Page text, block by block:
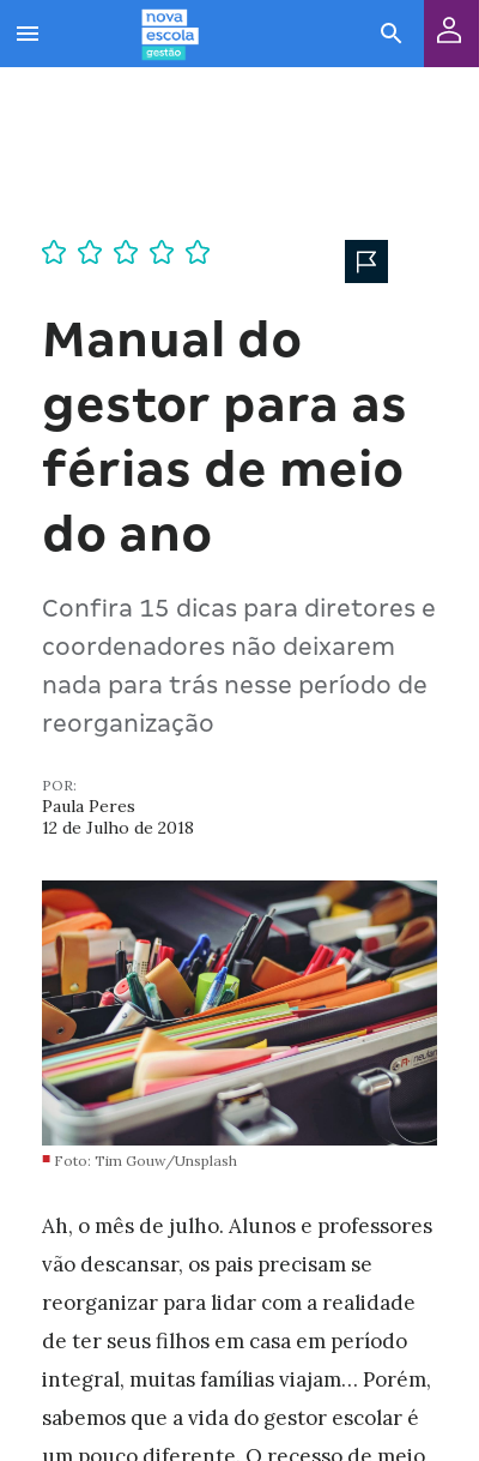
Manual do
gestor para as
férias de meio
do ano
Confira 15 dicas para diretores e
coordenadores não deixarem
nada para trás nesse período de
reorganização
POR:
Paula Peres
12 de Julho de 2018
Foto: Tim Gouw/Unsplash
Ah, o mês de julho. Alunos e professores
vão descansar, os pais precisam se
reorganizar para lidar com a realidade
de ter seus filhos em casa em período
integral, muitas famílias viajam… Porém,
sabemos que a vida do gestor escolar é